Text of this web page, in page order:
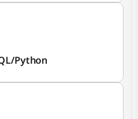
Python